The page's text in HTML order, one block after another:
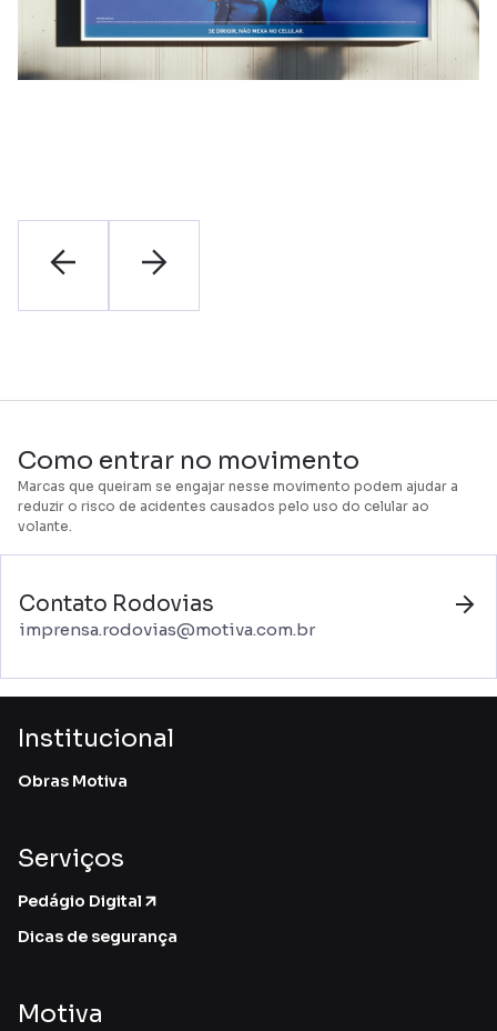
Como entrar no movimento
Marcas que queiram se engajar nesse movimento podem ajudar a
reduzir o risco de acidentes causados pelo uso do celular ao
volante.
Contato Rodovias
imprensa.rodovias@motiva.com.br
Institucional
Obras Motiva
Serviços
Pedágio Digital
Dicas de segurança
Motiva